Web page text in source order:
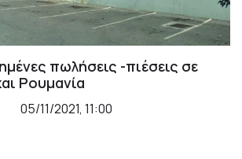
πωλήσεις -πιέσεις σε
Ρουμανία
05/11/2021, 11:00